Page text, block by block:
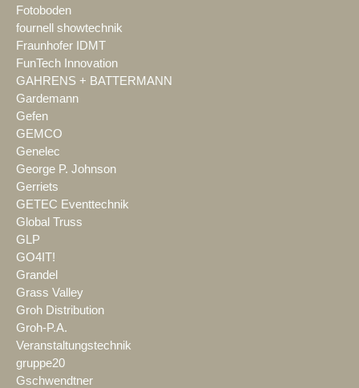
Fotoboden
fournell showtechnik
Fraunhofer IDMT
FunTech Innovation
GAHRENS + BATTERMANN
Gardemann
Gefen
GEMCO
Genelec
George P. Johnson
Gerriets
GETEC Eventtechnik
Global Truss
GLP
GO4IT!
Grandel
Grass Valley
Groh Distribution
Groh-P.A.
Veranstaltungstechnik
gruppe20
Gschwendtner